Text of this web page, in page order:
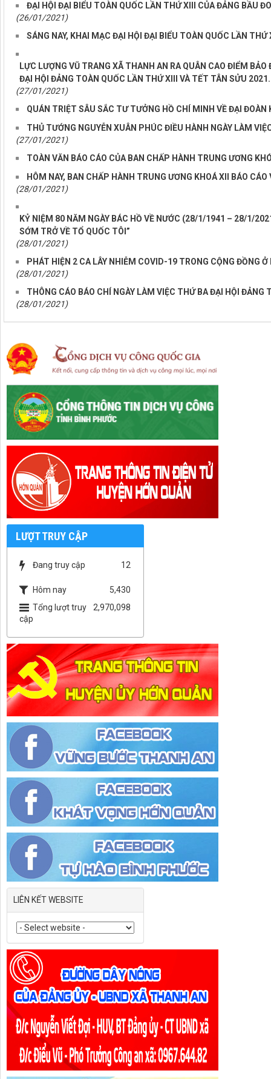
ĐẠI HỘI ĐẠI BIỂU TOÀN QUỐC LẦN THỨ XIII CỦA ĐẢNG BẦU
(26/01/2021)
SÁNG NAY, KHAI MẠC ĐẠI HỘI ĐẠI BIỂU TOÀN QUỐC LẦN THỨ
LỰC LƯỢNG VŨ TRANG XÃ THANH AN RA QUÂN CAO ĐIỂM
ĐẠI HỘI ĐẢNG TOÀN QUỐC LẦN THỨ XIII VÀ TẾT TÂN SỬU 2021.
(27/01/2021)
QUÁN TRIỆT SÂU SẮC TƯ TƯỞNG HỒ CHÍ MINH VỀ ĐẠI ĐOÀN
THỦ TƯỚNG NGUYỄN XUÂN PHÚC ĐIỀU HÀNH NGÀY LÀM
(27/01/2021)
TOÀN VĂN BÁO CÁO CỦA BAN CHẤP HÀNH TRUNG ƯƠNG
HÔM NAY, BAN CHẤP HÀNH TRUNG ƯƠNG KHOÁ XII BÁO
(28/01/2021)
KỶ NIỆM 80 NĂM NGÀY BÁC HỒ VỀ NƯỚC (28/1/1941 – 28/1/
SỚM TRỞ VỀ TỔ QUỐC TÔI”
(28/01/2021)
PHÁT HIỆN 2 CA LÂY NHIỄM COVID-19 TRONG CỘNG ĐỒNG
(28/01/2021)
THÔNG CÁO BÁO CHÍ NGÀY LÀM VIỆC THỨ BA ĐẠI HỘI ĐẢNG
(28/01/2021)
LƯỢT TRUY CẬP
Đang truy cập 12
Hôm nay
5,430
Tổng lượt truy
cập
2,970,098
LIÊN KẾT WEBSITE